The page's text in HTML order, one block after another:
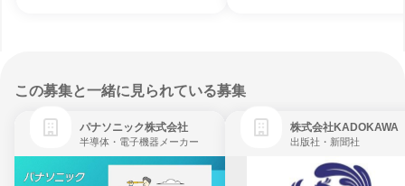
この募集と一緒に見られている募集
パナソニック株式会社
半導体・電子機器メーカー
株式会社KADOKAWA
出版社・新聞社